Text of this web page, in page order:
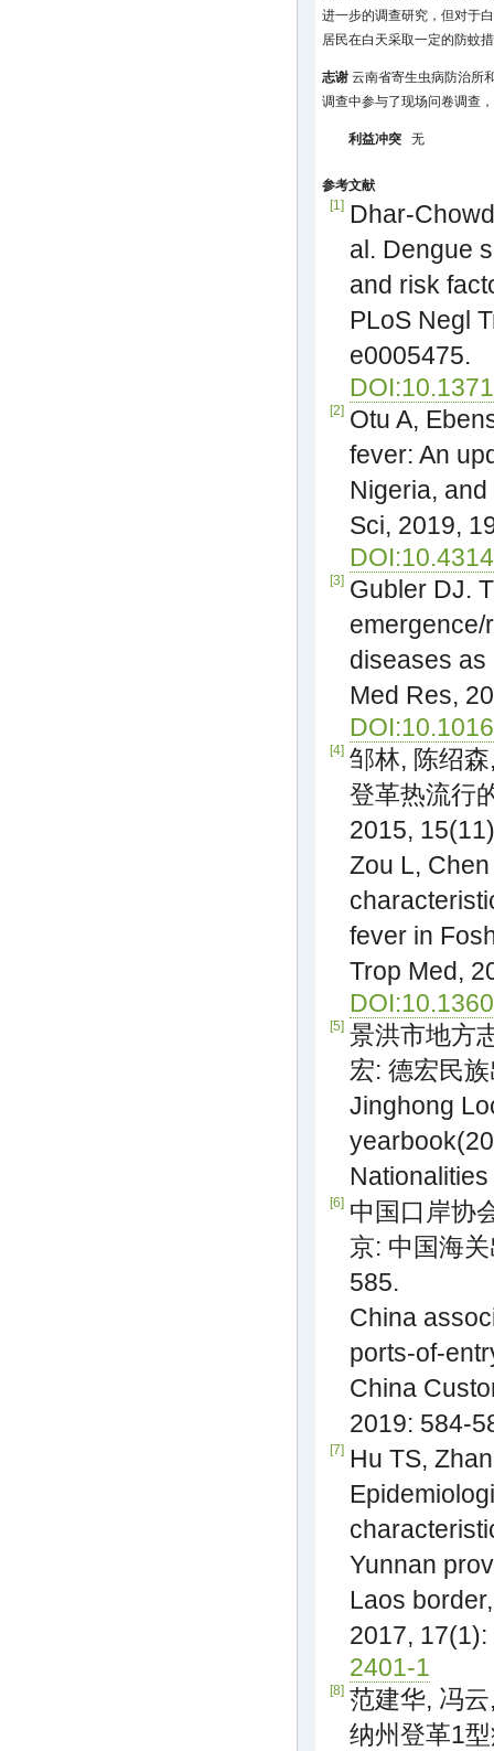
进一步的调查研究，但对于
居民在白天采取一定的防蚊
志谢 云南省寄生虫病防治所
调查中参与了现场问卷调查
利益冲突 无
参考文献
[1] Dhar-
al. Dengue
and risk
PLoS Negl
e0005475.
[2] Otu A,
fever: An
Nigeria,
Sci, 2019,
[3] Gubler DJ.
emergence/
diseases as
Med Res,
[4] 邹林, 陈绍
登革热流行
2015,
Zou L,
fever in
Trop Med,
[5] 景洪市地方
宏: 德宏民
Jinghong
[6] 中国口岸协
京: 中国海
585.
China
ports-of-
China
2019: 584-
[7] Hu TS,
Yunnan
Laos
2017,
2401-1
[8] 范建华, 冯
纳州登革1